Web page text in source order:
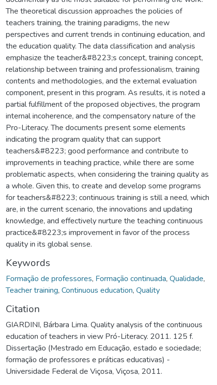
The theoretical discussion approaches the policies of
teachers training, the training paradigms, the new
perspectives and current trends in continuing education, and
the education quality. The data classification and analysis
emphasize the teacher&#8223;s concept, training concept,
relationship between training and professionalism, training
contents and methodologies, and the external evaluation
component, present in this program. As results, it is noted a
partial fulfillment of the proposed objectives, the program
internal incoherence, and the compensatory nature of the
Pro-Literacy. The documents present some elements
indicating the program quality that can support
teachers&#8223; good performance and contribute to
improvements in teaching practice, while there are some
problematic aspects, when considering the training quality as
a whole. Given this, to create and develop some programs
for teachers&#8223; continuous training is still a need, which
are, in the current scenario, the innovations and updating
knowledge, and effectively nurture the teaching continuous
practice&#8223;s improvement in favor of the process
quality in its global sense.
Keywords
Formação de professores, Formação continuada, Qualidade,
Teacher training, Continuous education, Quality
Citation
GIARDINI, Bárbara Lima. Quality analysis of the continuous
education of teachers in view Pró-Literacy. 2011. 125 f.
Dissertação (Mestrado em Educação, estado e sociedade;
formação de professores e práticas educativas) -
Universidade Federal de Viçosa, Viçosa, 2011.